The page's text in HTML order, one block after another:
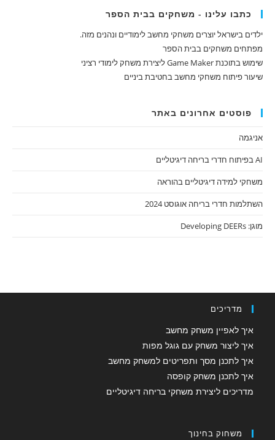
כתבו עלינו - משחקים בבית הספר
ילדים בישראל יוצרים משחקי מחשב לימודיים ונהנים מזה.
מפתחים משחקים בבית הספר
שימוש בתוכנת Game Maker ליצירת משחק לימודי רציני
שיעור פיתוח משחקי מחשב בחטיבת ביניים
פוסטים אחרונים באתר
אניגמה
AI בפיתוח חדרי בריחה דיגיטליים
משחקי למידה דיגיטליים בהוראה
השתלמות חדרי בריחה אוגוסט 2024
מוגן: Developing DEERs
מדריכים
איך לאפיין משחק מחשב
איך ליצור משחק עם גוגל מפות
איך לתכנן מסך ותפריטים למשחק מחשב
איך לתכנן משחק קופסה
מדריכים ליצירת משחקי בריחה דיגיטליים
משחוק בחינוך